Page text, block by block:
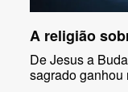
A religião
De Jesus a
sagrado